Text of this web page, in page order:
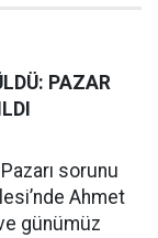
PAZAR
sorunu
Ahmet
günümüz